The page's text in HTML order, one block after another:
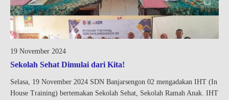
19 November 2024
Sekolah Sehat Dimulai dari Kita!
Selasa, 19 November 2024 SDN Banjarsengon 02 mengadakan IHT (In
House Training) bertemakan Sekolah Sehat, Sekolah Ramah Anak. IHT